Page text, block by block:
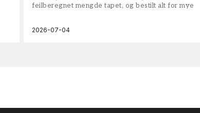
feilberegnet mengde tapet, og bestilt alt for mye
2026-07-04